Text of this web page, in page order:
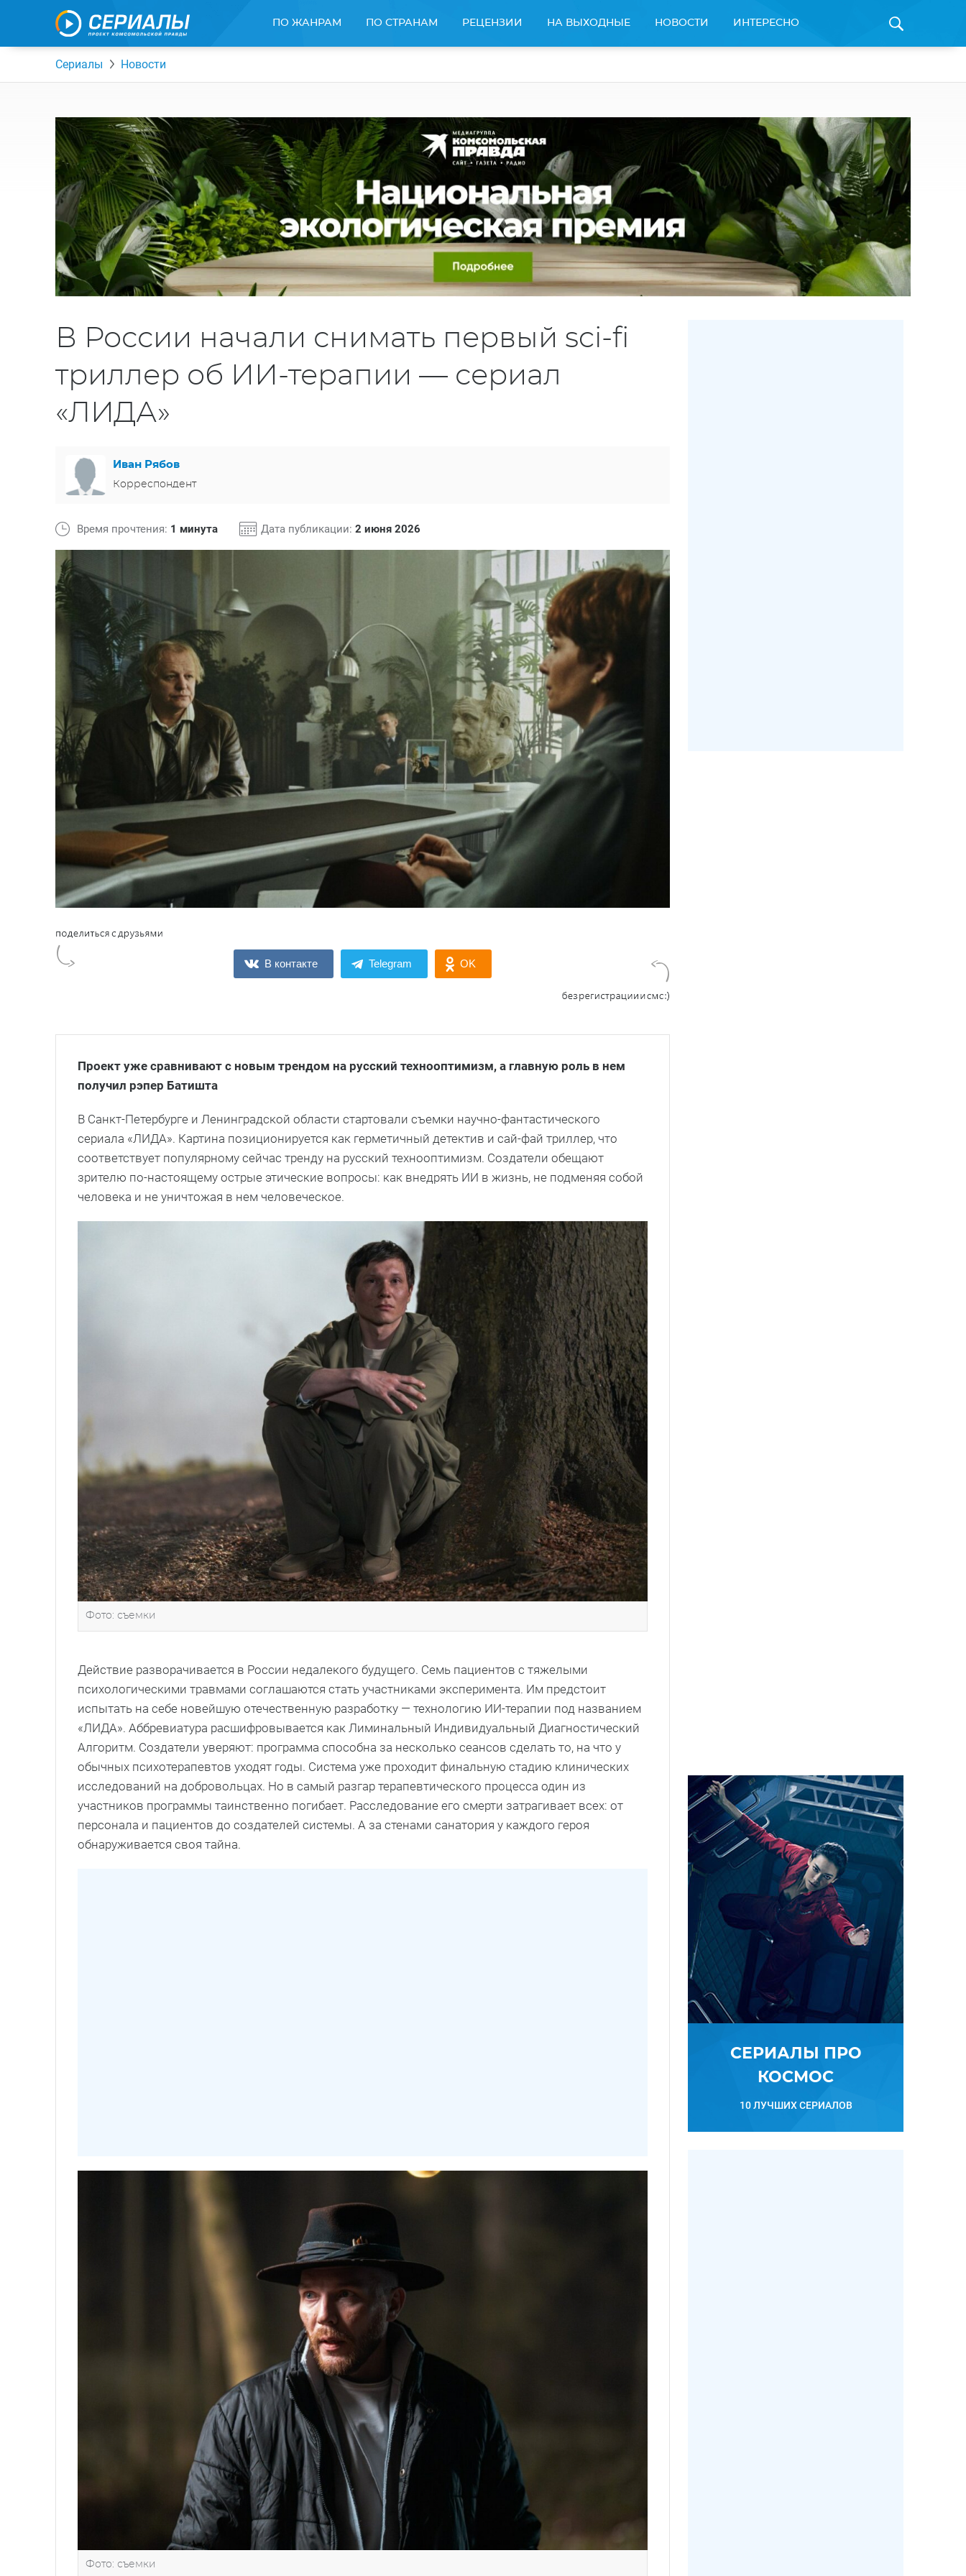
ПО ЖАНРАМ ПО СТРАНАМ РЕЦЕНЗИИ НА ВЫХОДНЫЕ НОВОСТИ ИНТЕРЕСНО
Сериалы Новости
В России начали снимать первый sci-fi
триллер об ИИ-терапии — сериал
«ЛИДА»
Иван Рябов
Корреспондент
Время прочтения: 1 минута Дата публикации: 2 июня 2026
В контакте Telegram OK
Проект уже сравнивают с новым трендом на русский технооптимизм, а главную роль в нем
получил рэпер Батишта
В Санкт-Петербурге и Ленинградской области стартовали съемки научно-фантастического
сериала «ЛИДА». Картина позиционируется как герметичный детектив и сай-фай триллер, что
соответствует популярному сейчас тренду на русский технооптимизм. Создатели обещают
зрителю по-настоящему острые этические вопросы: как внедрять ИИ в жизнь, не подменяя собой
человека и не уничтожая в нем человеческое.
Фото: съемки
Действие разворачивается в России недалекого будущего. Семь пациентов с тяжелыми
психологическими травмами соглашаются стать участниками эксперимента. Им предстоит
испытать на себе новейшую отечественную разработку — технологию ИИ-терапии под названием
«ЛИДА». Аббревиатура расшифровывается как Лиминальный Индивидуальный Диагностический
Алгоритм. Создатели уверяют: программа способна за несколько сеансов сделать то, на что у
обычных психотерапевтов уходят годы. Система уже проходит финальную стадию клинических
исследований на добровольцах. Но в самый разгар терапевтического процесса один из
участников программы таинственно погибает. Расследование его смерти затрагивает всех: от
персонала и пациентов до создателей системы. А за стенами санатория у каждого героя
обнаруживается своя тайна.
Фото: съемки
СЕРИАЛЫ ПРО
КОСМОС
10 ЛУЧШИХ СЕРИАЛОВ